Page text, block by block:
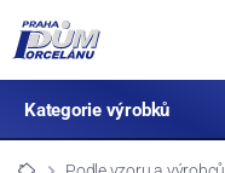
Kategorie výrobků